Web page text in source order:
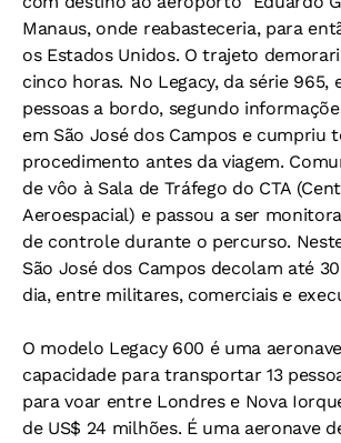
Manaus, onde reabasteceria, para
os Estados Unidos. O trajeto
cinco horas. No Legacy, da série 965,
pessoas a bordo, segundo
em São José dos Campos e cumpriu
procedimento antes da viagem.
de vôo à Sala de Tráfego do CTA
Aeroespacial) e passou a ser
de controle durante o percurso.
São José dos Campos decolam até
dia, entre militares, comerciais e
O modelo Legacy 600 é uma
capacidade para transportar 13
para voar entre Londres e Nova
de US$ 24 milhões. É uma aeronave